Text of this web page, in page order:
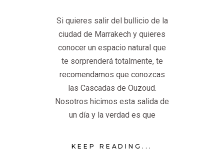
Si quieres salir del bullicio de la
ciudad de Marrakech y quieres
conocer un espacio natural que
te sorprenderá totalmente, te
recomendamos que conozcas
las Cascadas de Ouzoud.
Nosotros hicimos esta salida de
un día y la verdad es que
KEEP READING...